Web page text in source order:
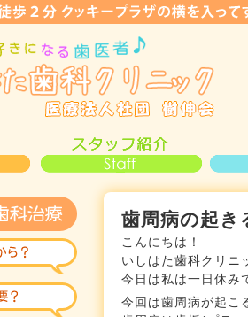
歯周病の起き
こんにちは！
いしはた歯科クリニ
今日は私は一日休み
今回は歯周病が起こ